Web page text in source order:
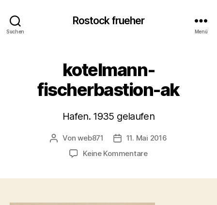
Suchen
Rostock frueher
Menü
kotelmann-
fischerbastion-ak
Hafen. 1935 gelaufen
Beitragsautor
Vonweb871 Veröffentlichungsdatum
11. Mai 2016
Keine Kommentarezu